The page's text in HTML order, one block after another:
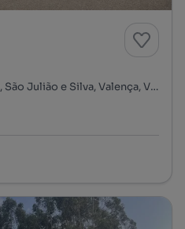
Largo da Madorra - Madorra, São Julião e Silva, Valença, Viana do Castelo